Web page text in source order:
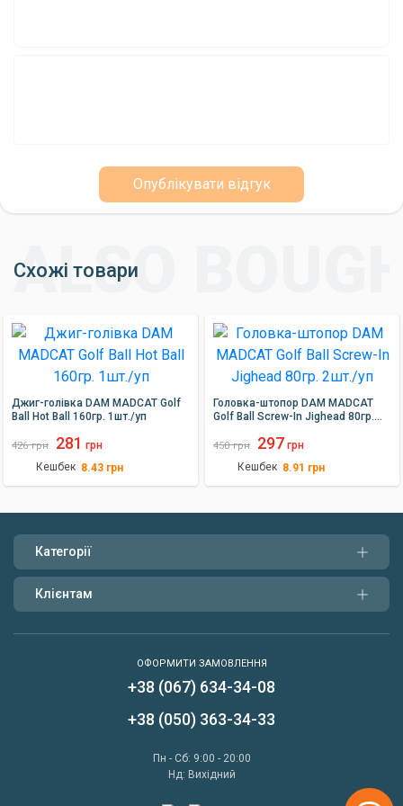
Опублікувати відгук
Схожі товари
Джиг-голівка DAM MADCAT Golf
Ball Hot Ball 160гр. 1шт./уп
426 грн 281 грн
Кешбек 8.43 грн
Головка-штопор DAM MADCAT
Golf Ball Screw-In Jighead 80гр.
450 грн 297 грн
Кешбек 8.91 грн
Категорії
Клієнтам
ОФОРМИТИ ЗАМОВЛЕННЯ
+38 (067) 634-34-08
+38 (050) 363-34-33
Пн - Сб: 9:00 - 20:00
Нд: Вихідний